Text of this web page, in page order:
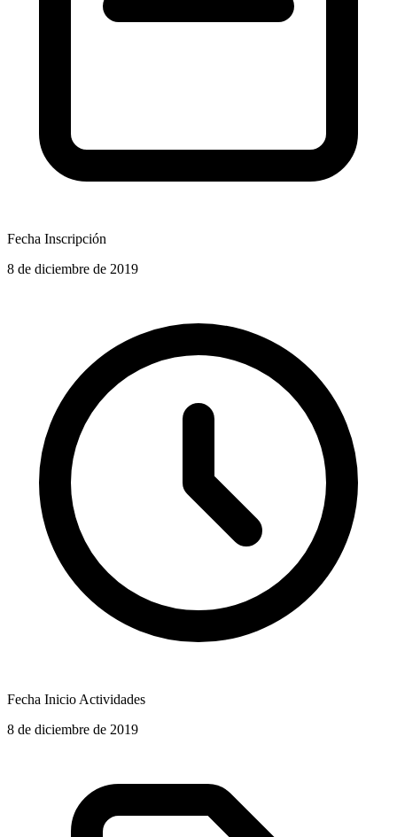
Fecha Inscripción
8 de diciembre de 2019
Fecha Inicio Actividades
8 de diciembre de 2019